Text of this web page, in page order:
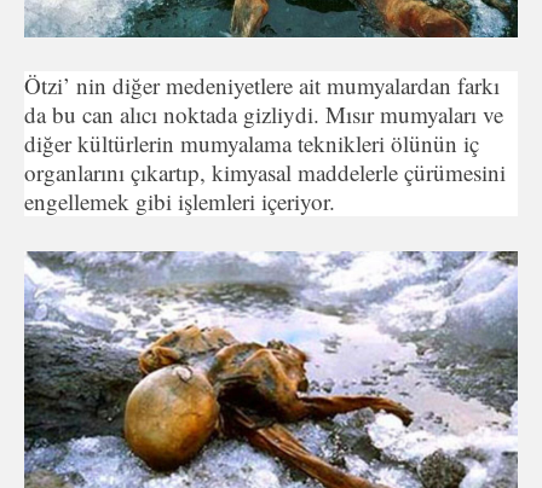
Ötzi’ nin diğer medeniyetlere ait mumyalardan farkı
da bu can alıcı noktada gizliydi. Mısır mumyaları ve
diğer kültürlerin mumyalama teknikleri ölünün iç
organlarını çıkartıp, kimyasal maddelerle çürümesini
engellemek gibi işlemleri içeriyor.